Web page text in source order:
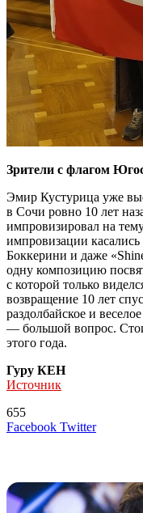
Зрители с флагом
Эмир Кустурица уже
в Сочи ровно 10 лет
импровизировал на
импровизации
Боккерини и даже
одну композицию
с которой только
возвращение 10 лет
раздолбайское и
— большой вопрос.
этого года.
Гуру КЕН
Источник
655
Facebook TwitterLinkedIn
Tumblr
Reddit
Skype
Messenger
Messenger
WhatsApp
Telegram
Viber
Line
Печатать